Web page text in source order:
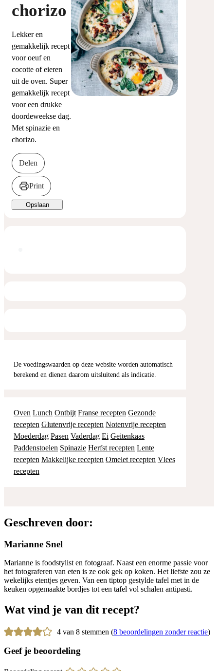
chorizo
Lekker en
gemakkelijk recept
voor oeuf en
cocotte of eieren
uit de oven. Super
gemakkelijk recept
voor een drukke
doordeweekse dag.
Met spinazie en
chorizo.
Delen
Print
Opslaan
De voedingswaarden op deze website worden automatisch
berekend en dienen daarom uitsluitend als indicatie.
Oven Lunch Ontbijt Franse recepten Gezonde
recepten Glutenvrije recepten Notenvrije recepten
Moederdag Pasen Vaderdag Ei Geitenkaas
Paddenstoelen Spinazie Herfst recepten Lente
recepten Makkelijke recepten Omelet recepten Vlees
recepten
Geschreven door:
Marianne Snel
Marianne is foodstylist en fotograaf. Naast een enorme passie voor
het fotograferen van eten is ze ook gek op koken. Het liefste zou ze
wekelijks etentjes geven. Van een tiptop gestylde tafel met in de
keuken opgemaakte bordjes tot een tafel vol schalen antipasti.
Wat vind je van dit recept?
4 van 8 stemmen (8 beoordelingen zonder reactie)
Geef je beoordeling